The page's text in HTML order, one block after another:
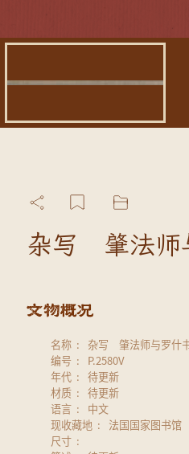
杂写 肇法师
名称
杂写 肇法师与罗什
编号
P.2580V
年代
待更新
材质
待更新
语言
中文
现收藏地
法国国家图书馆
尺寸